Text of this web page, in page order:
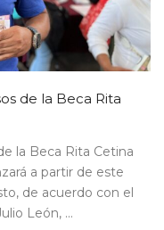
de la Beca Rita
la Beca Rita Cetina
a partir de este
de acuerdo con el
León, ...